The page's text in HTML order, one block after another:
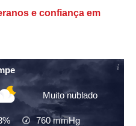
e confiança em
Muito nublado
760mmHg